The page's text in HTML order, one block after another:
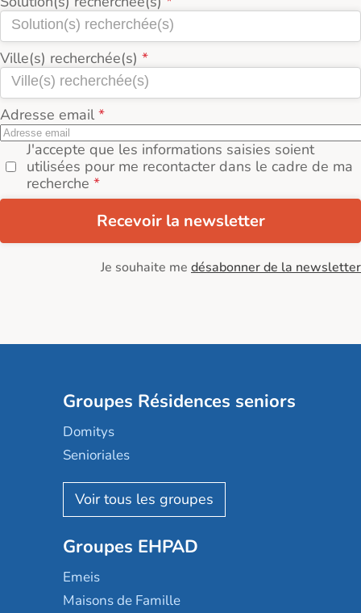
Ville(s) recherchée(s)
Adresse email
J'accepte que les informations saisies soient
utilisées pour me recontacter dans le cadre de ma
recherche
Recevoir la newsletter
Je souhaite me désabonner de la newsletter
Groupes Résidences seniors
Domitys
Senioriales
Nohée
Les Résidentiels
Mobicap
Domusvi
Happy Senior
Groupes EHPAD
Emeis
Maisons de Famille